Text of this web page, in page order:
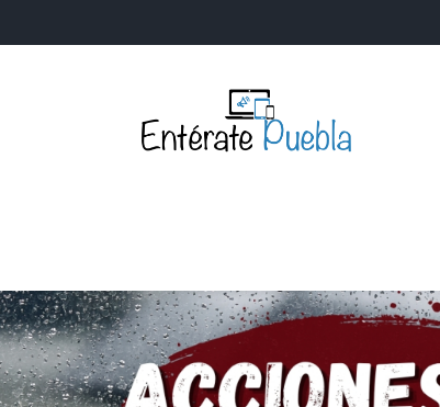
Y TECNOLOGÍA OPINIÓN SOCIEDAD ANUNCIOS